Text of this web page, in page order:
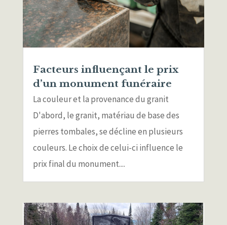
Facteurs influençant le prix
d’un monument funéraire
La couleur et la provenance du granit
D'abord, le granit, matériau de base des
pierres tombales, se décline en plusieurs
couleurs. Le choix de celui-ci influence le
prix final du monument....